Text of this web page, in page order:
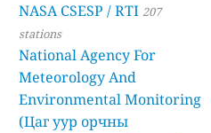
NASA CSESP / RTI 207
stations
National Agency For
Meteorology And
Environmental Monitoring
(Цаг уур орчны